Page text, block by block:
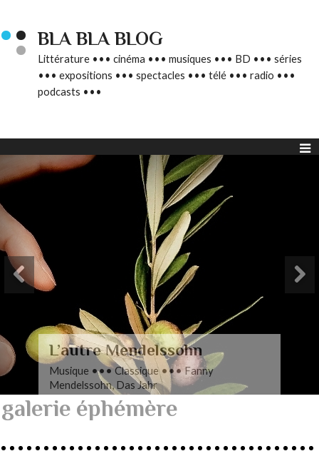
BLA BLA BLOG
Littérature ••• cinéma ••• musiques ••• BD ••• séries
••• expositions ••• spectacles ••• télé ••• radio •••
podcasts •••
L’autre Mendelssohn
Musique ••• Classique ••• Fanny
Mendelssohn, Das Jahr
galerie éphémère